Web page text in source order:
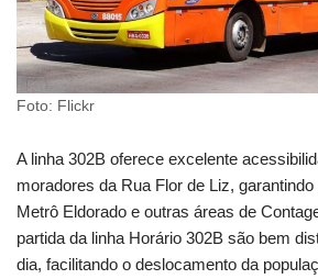
Foto: Flickr
A linha 302B oferece excelente
moradores da Rua Flor de Liz,
Metrô Eldorado e outras áreas de
partida da linha Horário 302B são bem
dia, facilitando o deslocamento da